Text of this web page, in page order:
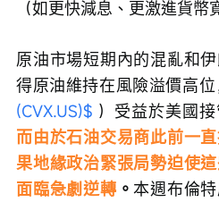
（如更快減息、更激進貨幣
原油市場短期內的混亂和
得原油維持在風險溢價高
(CVX.US)$ ）受益於美國接
而由於石油交易商此前一
果地緣政治緊張局勢迫使
面臨急劇逆轉 。本週布倫